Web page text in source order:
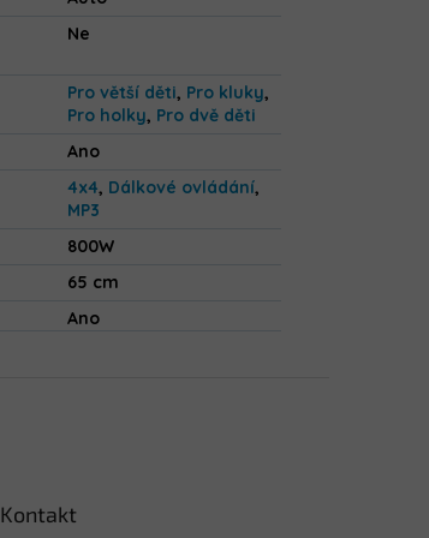
Ne
Pro větší děti, Pro kluky,
Pro holky, Pro dvě děti
Ano
4x4, Dálkové ovládání,
MP3
800W
65 cm
Ano
Kontakt